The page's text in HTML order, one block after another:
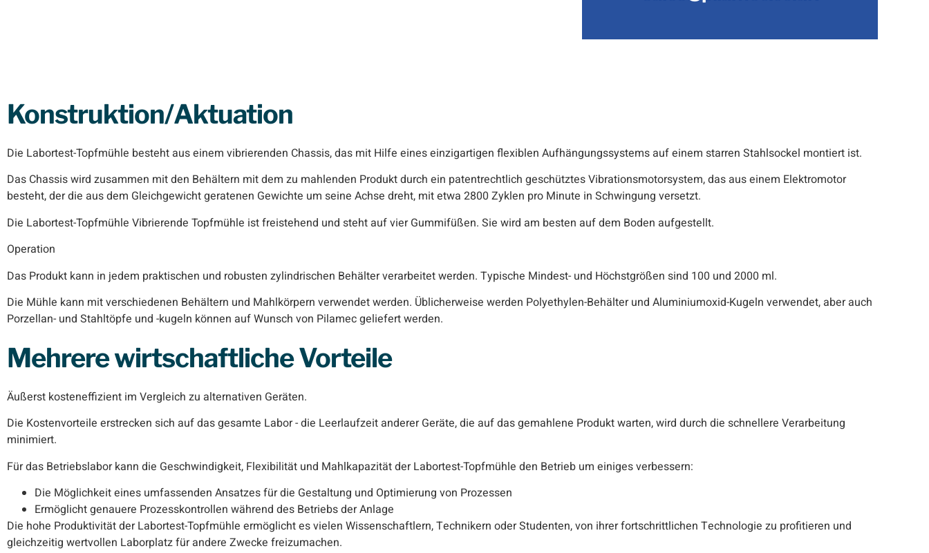
Konstruktion/Aktuation
Die Labortest-Topfmühle besteht aus einem vibrierenden Chassis, das mit Hilfe eines einzigartigen flexiblen Aufhängungssystems auf einem starren Stahlsockel montiert ist.
Das Chassis wird zusammen mit den Behältern mit dem zu mahlenden Produkt durch ein patentrechtlich geschütztes Vibrationsmotorsystem, das aus einem Elektromotor
besteht, der die aus dem Gleichgewicht geratenen Gewichte um seine Achse dreht, mit etwa 2800 Zyklen pro Minute in Schwingung versetzt.
Die Labortest-Topfmühle Vibrierende Topfmühle ist freistehend und steht auf vier Gummifüßen. Sie wird am besten auf dem Boden aufgestellt.
Operation
Das Produkt kann in jedem praktischen und robusten zylindrischen Behälter verarbeitet werden. Typische Mindest- und Höchstgrößen sind 100 und 2000 ml.
Die Mühle kann mit verschiedenen Behältern und Mahlkörpern verwendet werden. Üblicherweise werden Polyethylen-Behälter und Aluminiumoxid-Kugeln verwendet, aber auch
Porzellan- und Stahltöpfe und -kugeln können auf Wunsch von Pilamec geliefert werden.
Mehrere wirtschaftliche Vorteile
Äußerst kosteneffizient im Vergleich zu alternativen Geräten.
Die Kostenvorteile erstrecken sich auf das gesamte Labor - die Leerlaufzeit anderer Geräte, die auf das gemahlene Produkt warten, wird durch die schnellere Verarbeitung
minimiert.
Für das Betriebslabor kann die Geschwindigkeit, Flexibilität und Mahlkapazität der Labortest-Topfmühle den Betrieb um einiges verbessern:
Die Möglichkeit eines umfassenden Ansatzes für die Gestaltung und Optimierung von Prozessen
Ermöglicht genauere Prozesskontrollen während des Betriebs der Anlage
Die hohe Produktivität der Labortest-Topfmühle ermöglicht es vielen Wissenschaftlern, Technikern oder Studenten, von ihrer fortschrittlichen Technologie zu profitieren und
gleichzeitig wertvollen Laborplatz für andere Zwecke freizumachen.